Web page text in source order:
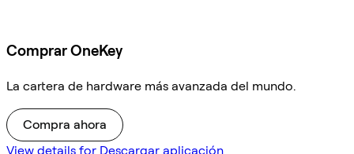
Comprar OneKey
La cartera de hardware más avanzada del mundo.
Compra ahora
View details for Descargar aplicación